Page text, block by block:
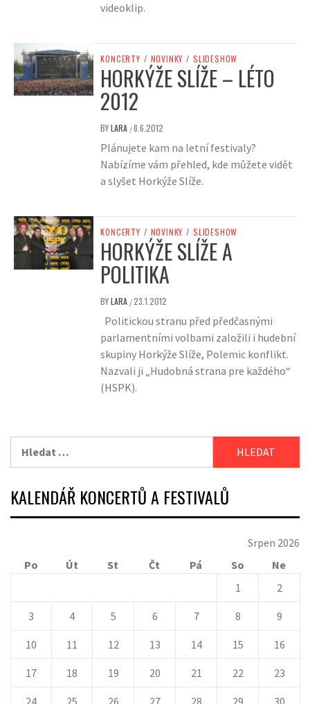
videoklip.
KONCERTY / NOVINKY / SLIDESHOW
HORKÝŽE SLÍŽE – LÉTO
2012
BYLARA /8.6.2012
Plánujete kam na letní festivaly?
Nabízíme vám přehled, kde můžete vidět
a slyšet Horkýže Slíže.
KONCERTY / NOVINKY / SLIDESHOW
HORKÝŽE SLÍŽE A
POLITIKA
BYLARA /23.1.2012
Politickou stranu před předčasnými
parlamentními volbami založili i hudební
skupiny Horkýže Slíže, Polemic konflikt.
Nazvali ji „Hudobná strana pre každého“
(HSPK).
KALENDÁŘ KONCERTŮ A FESTIVALŮ
Srpen 2026
Po
Út St Čt Pá So
Ne
1
2
3 4 5 6 7 8 9
10 11 12 13 14 15 16
17 18 19 20 21 22 23